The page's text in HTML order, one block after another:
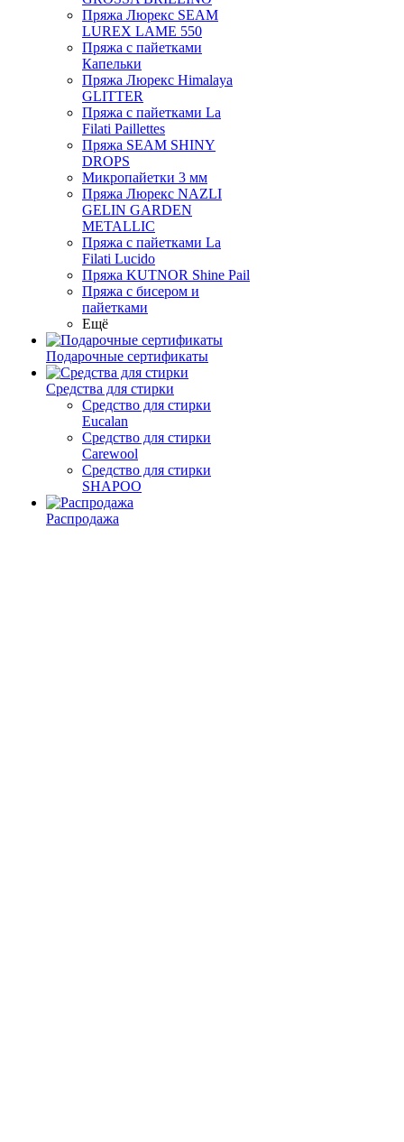
Пряжа Люрекс SEAM
LUREX LAME 550
Пряжа с пайетками
Капельки
Пряжа Люрекс Himalaya
GLITTER
Пряжа с пайетками La
Filati Paillettes
Пряжа SEAM SHINY
DROPS
Микропайетки 3 мм
Пряжа Люрекс NAZLI
GELIN GARDEN
METALLIC
Пряжа с пайетками La
Filati Lucido
Пряжа KUTNOR Shine Pail
Пряжа с бисером и
пайетками
Ещё
Подарочные сертификаты
Средства для стирки
Средство для стирки
Eucalan
Средство для стирки
Carewool
Средство для стирки
SHAPOO
Распродажа